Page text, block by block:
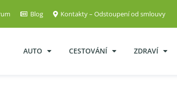
Blog Kontakty – Odstoupení od smlouvy
AUTO CESTOVÁNÍ ZDRAVÍ